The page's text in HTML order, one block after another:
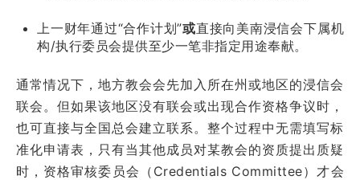
上一财年通过“合作计划”或直接向美南浸信会下属机
构/执行委员会提供至少一笔非指定用途奉献。
通常情况下，地方教会会先加入所在州或地区的浸信会
联会。但如果该地区没有联会或出现合作资格争议时，
也可直接与全国总会建立联系。整个过程中无需填写标
准化申请表，只有当其他成员对某教会的资质提出质疑
时，资格审核委员会（Credentials Committee）才会